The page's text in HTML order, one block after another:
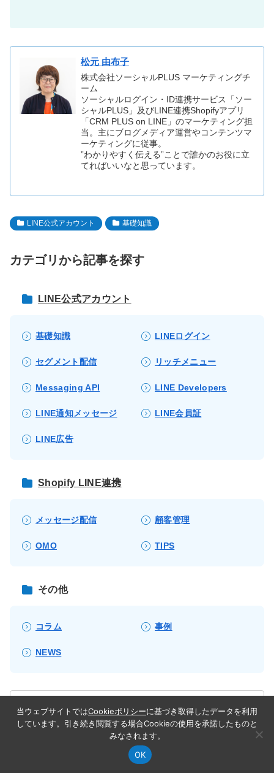
松元 由布子
株式会社ソーシャルPLUS マーケティングチ
ーム
ソーシャルログイン・ID連携サービス「ソー
シャルPLUS」及びLINE連携Shopifyアプリ
「CRM PLUS on LINE」のマーケティング担
当。主にブログメディア運営やコンテンツマ
ーケティングに従事。
”わかりやすく伝える”ことで誰かのお役に立
てればいいなと思っています。
LINE公式アカウント 基礎知識
カテゴリから記事を探す
LINE公式アカウント
基礎知識 LINEログイン
セグメント配信 リッチメニュー
Messaging API LINE Developers
LINE通知メッセージ LINE会員証
LINE広告
Shopify LINE連携
メッセージ配信 顧客管理
OMO TIPS
その他
コラム 事例
NEWS
シェア
当ウェブサイトではCookieポリシーに基づき取得したデータを利用
しています。引き続き閲覧する場合Cookieの使用を承諾したものと
みなされます。
OK